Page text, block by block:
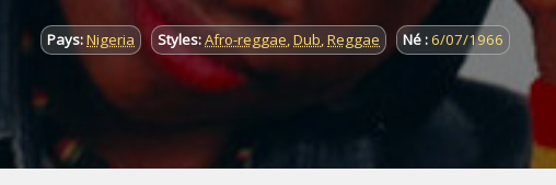
Pays:Nigeria Styles:Afro-reggae,Dub,Reggae Né : 6/07/1966